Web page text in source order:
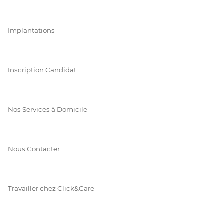
Implantations
Inscription Candidat
Nos Services à Domicile
Nous Contacter
Travailler chez Click&Care